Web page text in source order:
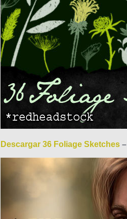
Descargar 36 Foliage Sketches–